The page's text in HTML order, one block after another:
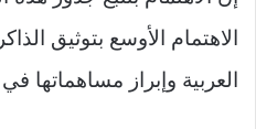
الاهتمام الأوسع بتوثيق
العربية وإبراز مساهماتها